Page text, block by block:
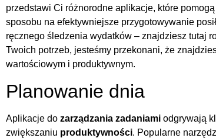
przedstawi Ci różnorodne aplikacje, które
sposobu na efektywniejsze przygotowywanie
ręcznego śledzenia wydatków – znajdziesz tutaj
Twoich potrzeb, jesteśmy przekonani, że
wartościowym i produktywnym.
Planowanie dnia
Aplikacje do zarządzania zadaniami odgrywają
zwiększaniu produktywności. Popularne